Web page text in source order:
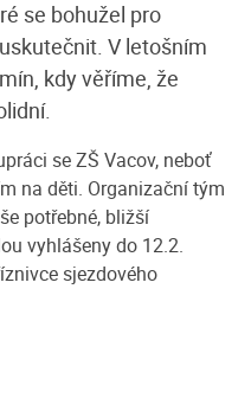
se bohužel pro
V letošním
kdy věříme, že
se ZŠ Vacov, neboť
na děti. Organizační tým
potřebné, bližší
vyhlášeny do 12.2.
sjezdového